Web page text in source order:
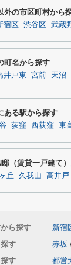
外の市区町村から
宿区 渋谷区 武蔵
町名から探す
井戸東 宮前 天沼
ある駅から探す
荻窪 西荻窪 東
邸（賃貸一戸建て
丘 久我山 高井戸
ら探す 新宿
す
赤坂
す
都営